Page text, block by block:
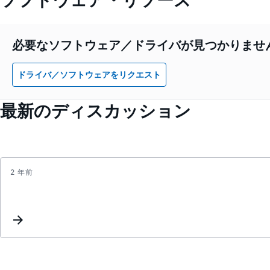
必要なソフトウェア／ドライバが見つかりませ
ドライバ／ソフトウェアをリクエスト
最新のディスカッション
2 年前